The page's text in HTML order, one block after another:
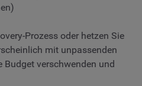
Prozess oder hetzen Sie
mit unpassenden
Budget verschwenden und